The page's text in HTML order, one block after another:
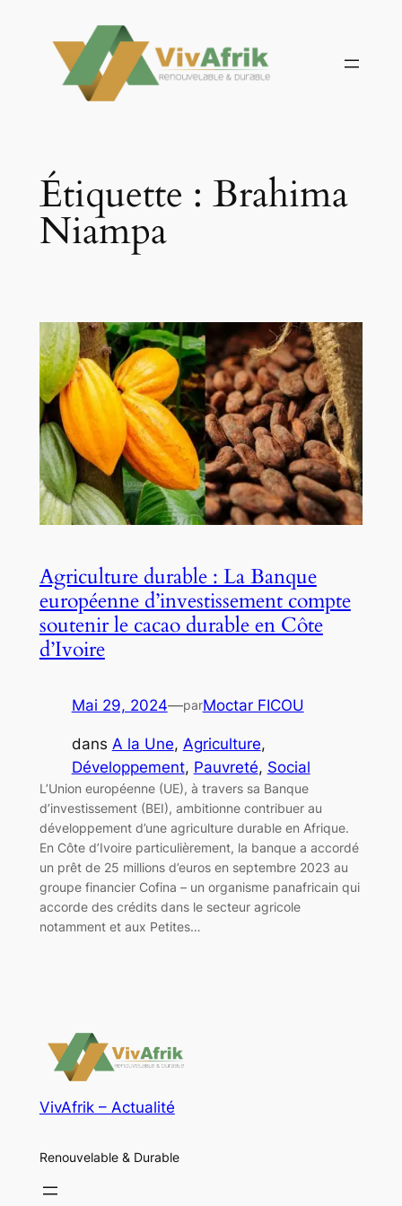
contenu
Étiquette : Brahima
Niampa
Agriculture durable : La Banque
européenne d’investissement compte
soutenir le cacao durable en Côte
d’Ivoire
Mai 29, 2024—parMoctar FICOU
dans A la Une, Agriculture
Développement, Pauvreté, Social
L’Union européenne (UE), à travers sa Banque
d’investissement (BEI), ambitionne contribuer au
développement d’une agriculture durable en Afrique.
En Côte d’Ivoire particulièrement, la banque a accordé
un prêt de 25 millions d’euros en septembre 2023 au
groupe financier Cofina – un organisme panafricain qui
accorde des crédits dans le secteur agricole
notamment et aux Petites…
VivAfrik – Actualité
Renouvelable & Durable